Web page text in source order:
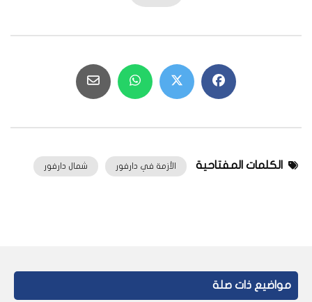
الكلمات المفتاحية الأزمة في دارفور شمال دارفور
مواضيع ذات صلة